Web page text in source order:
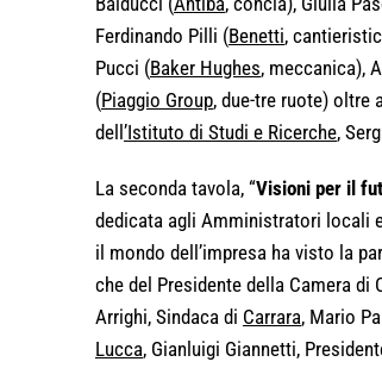
Ferdinando Pilli (Benetti,
Pucci (Baker Hughes, meccanica),
(Piaggio Group, due-tre ruote) oltre
dell ’Istituto di Studi e Ricerche,
La seconda tavola, “Visioni per il
dedicata agli Amministratori locali
il mondo dell’impresa ha visto la
che del Presidente della Camera di
Arrighi, Sindaca di Carrara, Mario
Lucca, Gianluigi Giannetti,